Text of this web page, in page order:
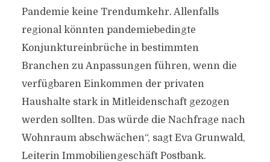
Pandemie keine Trendumkehr. Allenfalls
regional könnten pandemiebedingte
Konjunktureinbrüche in bestimmten
Branchen zu Anpassungen führen, wenn die
verfügbaren Einkommen der privaten
Haushalte stark in Mitleidenschaft gezogen
werden sollten. Das würde die Nachfrage nach
Wohnraum abschwächen“, sagt Eva Grunwald,
Leiterin Immobiliengeschäft Postbank.